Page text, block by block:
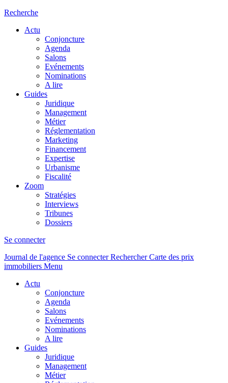
Recherche
Actu
Conjoncture
Agenda
Salons
Evénements
Nominations
A lire
Guides
Juridique
Management
Métier
Réglementation
Marketing
Financement
Expertise
Urbanisme
Fiscalité
Zoom
Stratégies
Interviews
Tribunes
Dossiers
Se connecter
Journal de l'agence Se connecterRechercher Carte des prix
immobiliers Menu
Actu
Conjoncture
Agenda
Salons
Evénements
Nominations
A lire
Guides
Juridique
Management
Métier